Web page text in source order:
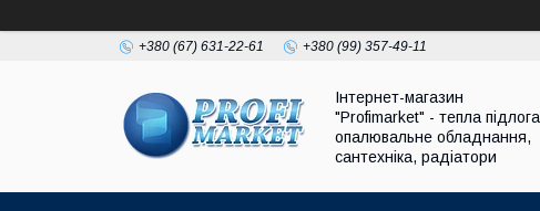
+380 (67) 631-22-61 +380 (99) 357-49-11
Інтернет-магазин
"Profimarket" - тепла
опалювальне обладнання,
сантехніка, радіатори